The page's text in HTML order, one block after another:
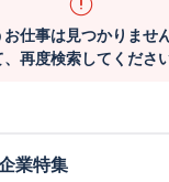
仕事は見つかりませ
再度検索してくださ
業特集